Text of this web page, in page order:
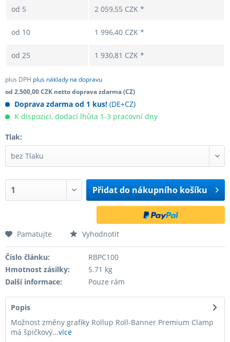
od 5 2 059,55 CZK *
od 10 1 996,40 CZK *
od 25 1 930,81 CZK *
plus DPH plus náklady na dopravu
od 2.500,00 CZK netto doprava zdarma (CZ)
Doprava zdarma od 1 kus! (DE+CZ)
K dispozici, dodací lhůta 1-3 pracovní dny
Tlak:
Přidat do nákupního košíku
Pamatujte Vyhodnotit
Číslo článku:
RBPC100
Hmotnost zásilky:
5.71 kg
Další informace:
Pouze rám
Popis
Možnost změny grafiky Rollup Roll-Banner Premium Clamp
má špičkový...více